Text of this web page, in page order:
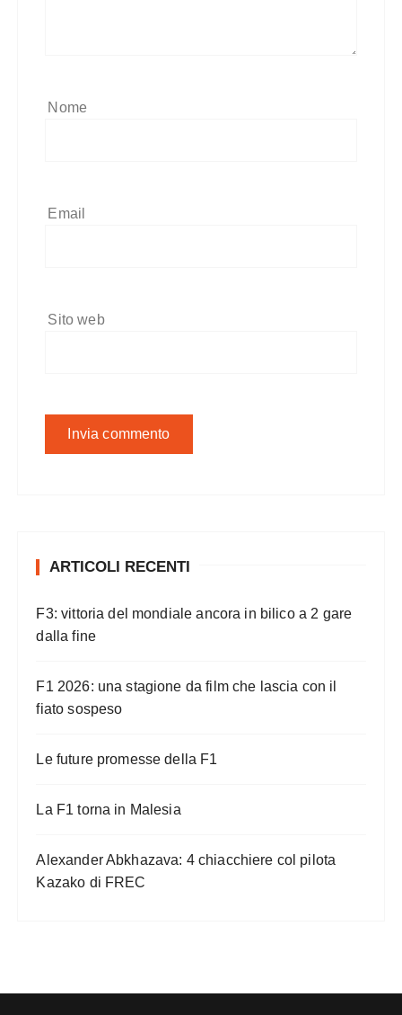
Nome
Email
Sito web
ARTICOLI RECENTI
F3: vittoria del mondiale ancora in bilico a 2 gare
dalla fine
F1 2026: una stagione da film che lascia con il
fiato sospeso
Le future promesse della F1
La F1 torna in Malesia
Alexander Abkhazava: 4 chiacchiere col pilota
Kazako di FREC